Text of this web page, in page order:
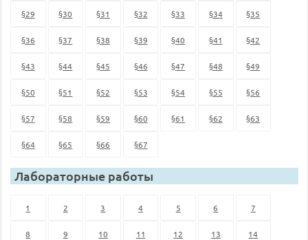
§29 §30 §31 §32 §33 §34 §35
§36 §37 §38 §39 §40 §41 §42
§43 §44 §45 §46 §47 §48 §49
§50 §51 §52 §53 §54 §55 §56
§57 §58 §59 §60 §61 §62 §63
§64 §65 §66 §67
Лабораторные работы
1 2 3 4 5 6 7
8 9 10 11 12 13 14